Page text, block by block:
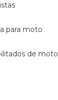
para moto
de moto